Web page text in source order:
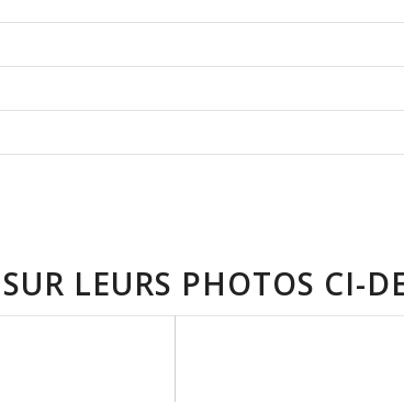
LEURS PHOTOS CI-